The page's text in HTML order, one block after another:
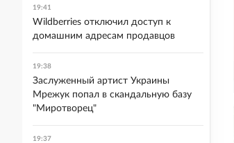
19:41
Wildberries отключил доступ к
домашним адресам продавцов
19:38
Заслуженный артист Украины
Мрежук попал в скандальную базу
"Миротворец"
19:37